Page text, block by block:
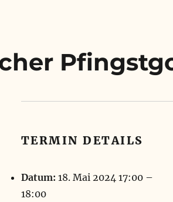
TERMIN DETAILS
Datum: 18. Mai 2024 17:00–
18:00